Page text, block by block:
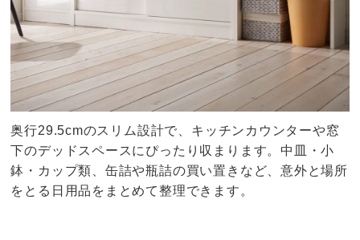
奥行29.5cmのスリム設計で、キッチンカウンターや窓
下のデッドスペースにぴったり収まります。中皿・小
鉢・カップ類、缶詰や瓶詰の買い置きなど、意外と場所
をとる日用品をまとめて整理できます。